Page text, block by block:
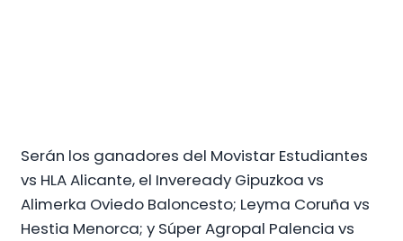
Serán los ganadores del Movistar Estudiantes
vs HLA Alicante, el Inveready Gipuzkoa vs
Alimerka Oviedo Baloncesto; Leyma Coruña vs
Hestia Menorca; y Súper Agropal Palencia vs